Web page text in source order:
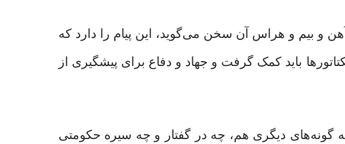
و بیم و هراس آن سخن می‌گوید، این پیام را دارد که
باید کمک گرفت و جهاد و دفاع برای پیشگیری از
دیگری هم، چه در گفتار و چه سیره حکومتی